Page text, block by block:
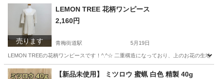
東京 小平市 フィギュア
売ります
LEMON TREE 花柄ワンピース
2,160円
青梅街道駅 5月19日
LEMON TREEの花柄ワンピースです！^.^☆ 二重構造になっており、上のお花の生地
東京 小平市 青梅街道駅 LEMON
【新品未使用】 ミツロウ 蜜蝋 白色 精製 40g